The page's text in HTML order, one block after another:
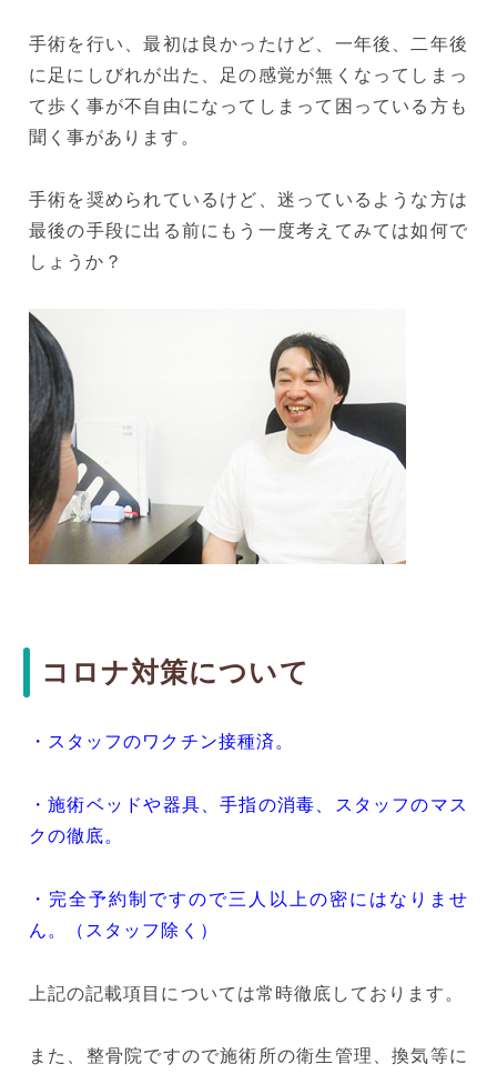
手術を行い、最初は良かったけど、一年後、二年後
に足にしびれが出た、足の感覚が無くなってしまっ
て歩く事が不自由になってしまって困っている方も
聞く事があります。
手術を奨められているけど、迷っているような方は
最後の手段に出る前にもう一度考えてみては如何で
しょうか？
コロナ対策について
・スタッフのワクチン接種済。
・施術ベッドや器具、手指の消毒、スタッフのマス
クの徹底。
・完全予約制ですので三人以上の密にはなりませ
ん。（スタッフ除く）
上記の記載項目については常時徹底しております。
また、整骨院ですので施術所の衛生管理、換気等に